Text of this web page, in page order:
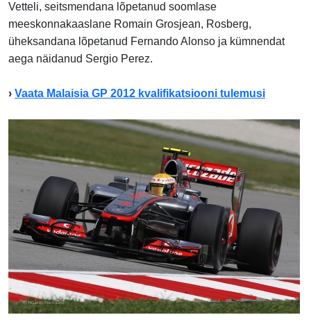
Vetteli, seitsmendana lõpetanud soomlase
meeskonnakaaslane Romain Grosjean, Rosberg,
üheksandana lõpetanud Fernando Alonso ja kümnendat
aega näidanud Sergio Perez.
› Vaata Malaisia GP 2012 kvalifikatsiooni tulemusi